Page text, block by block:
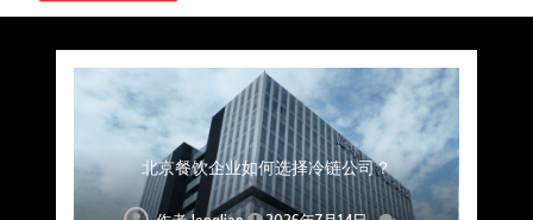
上海餐饮连锁加速，冷链配送如何破解冻品食材
流通难题？
杭州中央厨房布局餐饮连锁，冷链配送如何打通
关键一环
北京餐饮企业如何选择冷链公司？
深圳冷链物流如何护航餐饮连锁？冻品食材流通
全解析
北京餐饮仓配一体化的核心价值与落地实践解析
武汉冻品配送三要素：控温、时效、低成本如何
兼得？
重庆冷链布局解冻食材运输密码，餐饮连锁如何
稳控品质？